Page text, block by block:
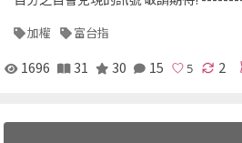
加權 富台指
1696 31 30 15 2